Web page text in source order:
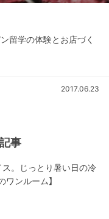
留学の体験とお店づく
2017.06.23
事
。じっとり暑い日の冷
ンルーム】